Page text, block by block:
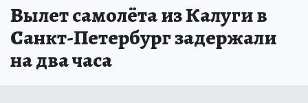
Вылет самолёта из Калуги в
Санкт-Петербург задержали
на два часа